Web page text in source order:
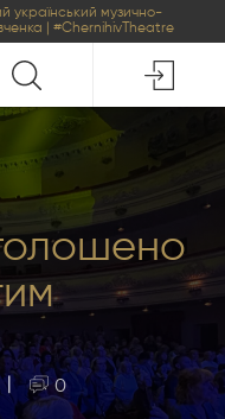
український музично-
| #ChernihivTheatre
0